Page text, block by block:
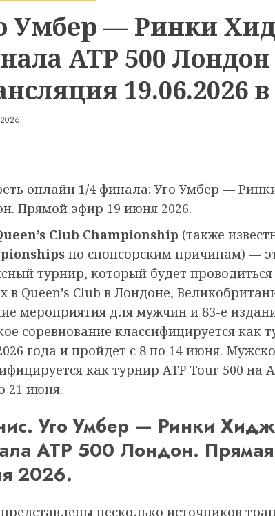
Умбер — Ринки
ATP 500
19.06.2026 в
онлайн 1/4 финала: Уго Умбер —
Прямой эфир 19 июня 2026.
Club Championship (также
по спонсорским причинам) —
турнир, который будет
в Queen’s Club в Лондоне,
мероприятия для мужчин и 83-е
соревнование классифицируется как
года и пройдет с 8 по 14 июня.
как турнир ATP Tour 500 на
21 июня.
Уго Умбер — Ринки
ATP 500 Лондон. Прямая
2026.
несколько источников